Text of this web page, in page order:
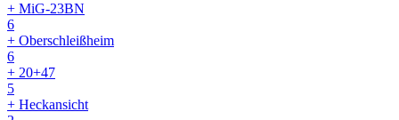
+ MiG-23BN
6
+ Oberschleißheim
6
+ 20+47
5
+ Heckansicht